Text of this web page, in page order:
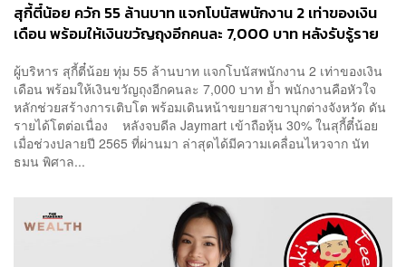
สุกี้ตี๋น้อย ควัก 55 ล้านบาท แจกโบนัสพนักงาน 2 เท่าของเงิน
เดือน พร้อมให้เงินขวัญถุงอีกคนละ 7,000 บาท หลังรับรู้ราย
ผู้บริหาร สุกี้ตี๋น้อย ทุ่ม 55 ล้านบาท แจกโบนัสพนักงาน 2 เท่าของเงิน
เดือน พร้อมให้เงินขวัญถุงอีกคนละ 7,000 บาท ย้ำ พนักงานคือหัวใจ
หลักช่วยสร้างการเติบโต พร้อมเดินหน้าขยายสาขาบุกต่างจังหวัด ดัน
รายได้โตต่อเนื่อง หลังจบดีล Jaymart เข้าถือหุ้น 30% ในสุกี้ตี๋น้อย
เมื่อช่วงปลายปี 2565 ที่ผ่านมา ล่าสุดได้มีความเคลื่อนไหวจาก นัท
ธมน พิศาล...